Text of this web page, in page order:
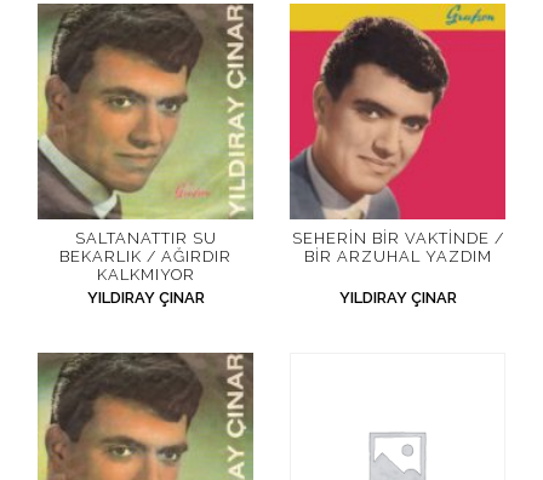
SALTANATTIR SU
BEKARLIK / AĞIRDIR
KALKMIYOR
YILDIRAY ÇINAR
SEHERIN BIR VAKTINDE /
BIR ARZUHAL YAZDIM
YILDIRAY ÇINAR